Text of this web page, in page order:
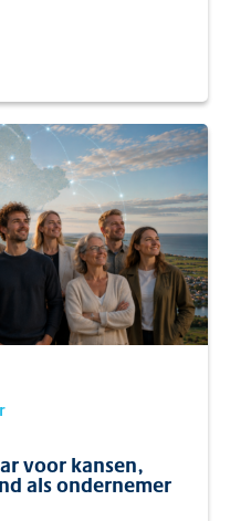
voor kansen,
als ondernemer